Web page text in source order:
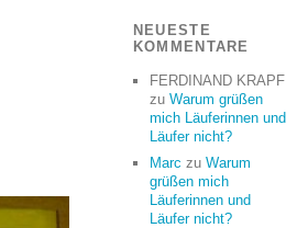
NEUESTE
KOMMENTARE
FERDINAND KRAPF
zu Warum grüßen
mich Läuferinnen und
Läufer nicht?
Marc zu Warum
grüßen mich
Läuferinnen und
Läufer nicht?